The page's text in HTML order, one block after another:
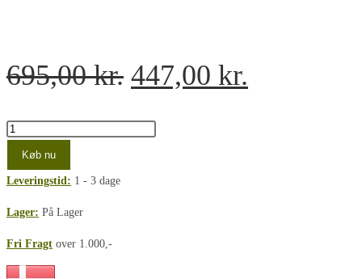
695,00kr. Den
pris
447,00 kr.
Capelo
væglampe
B1
H170
Rosa
3015
hvid
Køb nu
Leveringstid: 1 - 3 dage
Lager: På Lager
Fri Fragt over 1.000,-